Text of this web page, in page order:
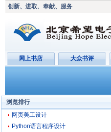
创新、进取、奉献、服务
网上书店 大众书评
浏览排行
网页美工设计
Python语言程序设计